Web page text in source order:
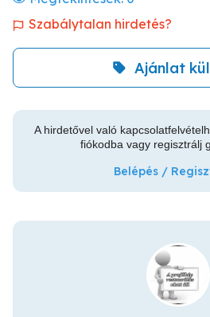
Szabálytalan hirdetés?
Ajánlat
A hirdetővel való
fiókodba vagy regisztrálj
Belépés /